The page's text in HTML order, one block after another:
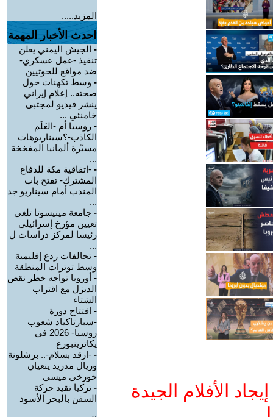
الأفلام الجيدة
المزيد.....
احدث الأخبار المهمة
- الجيش اليمني يعلن
تنفيذ -عمل عسكري-
ضد مواقع للحوثيين
- وسط تكهنات حول
صحته.. إعلام إيراني
ينشر فيديو لمجتبى
خامنئي ...
- روسيا أم -العَلَم
الكاذب-؟سيناريوهات
مسيّرة ألمانيا المفخخة
...
- -اتفاقية مكة للدفاع
المشترك- تفتح باب
المندب أمام سيناريو جد
...
- جامعة مينيسوتا تلغي
تعيين مؤرخ إسرائيلي
رئيسا لمركز دراسات ل
...
- تحالفات ردع إقليمية
وسط توترات المنطقة
- أوروبا تواجه خطر نقص
الديزل مع اقتراب
الشتاء
- افتتاح دورة
-سبارتاكياد شعوب
روسيا- 2026 في
يكاترينبورغ
- -ارقد بسلام-.. برشلونة
وريال مدريد ينعيان
خورخي ميسي
- تركيا تقيد حركة
السفن بالبحر الأسود